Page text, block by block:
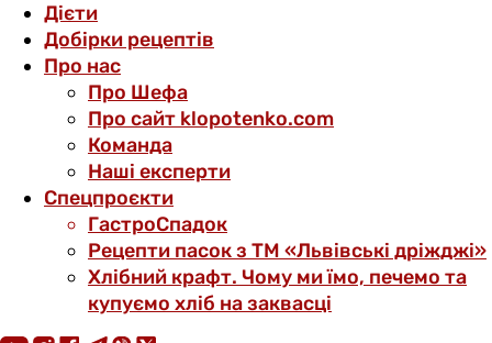
Дієти
Добірки рецептів
Про нас
Про Шефа
Про сайт klopotenko.com
Команда
Наші експерти
Спецпроєкти
ГастроСпадок
Рецепти пасок з ТМ «Львівські дріжджі»
Хлібний крафт. Чому ми їмо, печемо та
купуємо хліб на заквасці